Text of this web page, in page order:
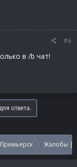
#6
в /b чат!
ответа.
Жалобы |